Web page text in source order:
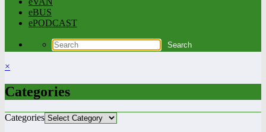
eBUS
ePODCAST
×
Categories
Categories